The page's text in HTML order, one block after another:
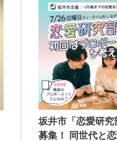
坂井市「恋愛研究
募集！ 同世代と